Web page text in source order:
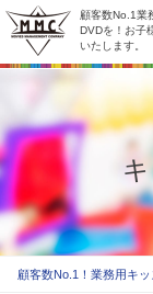
顧客数No.1業
DVDを！お子
いたします。
顧客数No.1！業務用キ